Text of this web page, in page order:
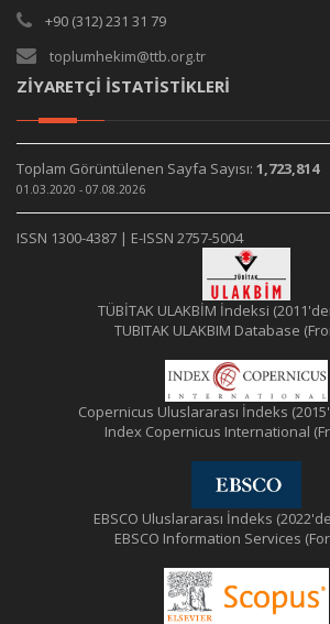
+90 (312) 231 31 79
toplumhekim@ttb.org.tr
ZİYARETÇİ İSTATİSTİKLERİ
Toplam Görüntülenen Sayfa Sayısı: 1,723,814
01.03.2020 - 07.08.2026
ISSN 1300-4387 | E-ISSN 2757-5004
TÜBİTAK ULAKBİM İndeksi
TUBITAK ULAKBIM Database
Copernicus Uluslararası İndeks
Index Copernicus International
EBSCO Uluslararası İndeks
EBSCO Information Services